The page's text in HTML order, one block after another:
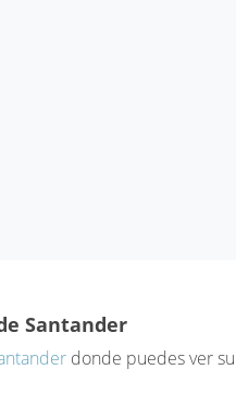
Santander
donde puedes ver